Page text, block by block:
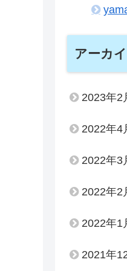
アーカ
2023年2
2022年4
2022年3
2022年2
2022年1
2021年